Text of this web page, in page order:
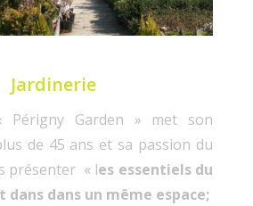
Jardinerie
Périgny Garden » met son
de 45 ans et sa passion du
présenter « les essentiels du
dans dans un même espace;